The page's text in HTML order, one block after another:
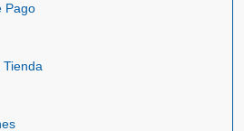
Pago